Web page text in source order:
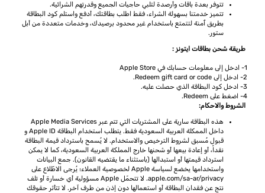
تتوفر بعدة باقات وأرصدة لتلبي حاجيات الجميع وقدرتهم الشرائية.
تتميز خدمتنا بسهولة الشراء، فقط اطلب بطاقتك، أدفع واستلم كود البطاقة
بطريق ٱمنة لتتمتع باستخدام غير محدود برصيدك، وخدمات متعددة من أبل
ستور.
طريقة شحن بطاقات ايتونز :
1- ادخل إلى معلومات حسابك في Apple Store
2- ادخل إلى Redeem gift card or code.
3- ادخل كود البطاقة الذي حصلت عليه.
4- اضغط على Redeem.
الشروط والاحكام:
هذه البطاقة سارية على المشتريات التي تتم عبر Apple Media Services
داخل الممكلة العربية السعودية فقط. يتطلب استخدام البطاقة Apple ID و
قبول مُسبق لشروط الترخيص والاستخدام. لا يُسمح باسترداد قيمة البطاقة
نقداً، أو إعادة بيعها أو شحنها خارج المملكة العربية السعودية، كما لا يمكن
استرداد قيمتها أو استبدالها (باستثناء ما يقتضيه القانون). جمع البيانات
واستخدامها يخضع لسياسة Apple لخصوصية العملاء؛ يُرجى الاطّلاع على
apple.com/sa-ar/privacy. لا تتحمّل Apple مسؤولية أي خسارة أو تلف
نتج عن فقدان البطاقة أو استعمالها دون إذن من طرف آخر. لا تتأثر حقوقك